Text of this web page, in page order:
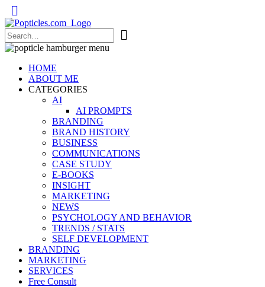
Popticles.com
HOME
ABOUT ME
CATEGORIES
AI
AI PROMPTS
BRANDING
BRAND HISTORY
BUSINESS
COMMUNICATIONS
CASE STUDY
E-BOOKS
INSIGHT
MARKETING
NEWS
PSYCHOLOGY AND BEHAVIOR
TRENDS / STATS
SELF DEVELOPMENT
BRANDING
MARKETING
SERVICES
Free Consult